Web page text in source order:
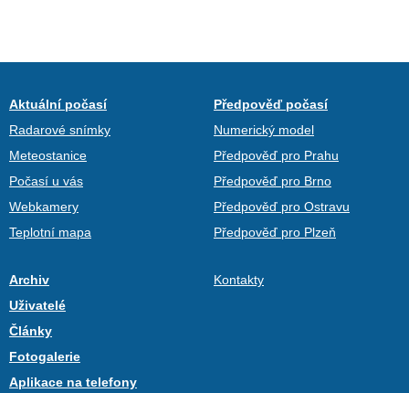
Aktuální počasí
Radarové snímky
Meteostanice
Počasí u vás
Webkamery
Teplotní mapa
Předpověď počasí
Numerický model
Předpověď pro Prahu
Předpověď pro Brno
Předpověď pro Ostravu
Předpověď pro Plzeň
Archiv
Uživatelé
Články
Fotogalerie
Aplikace na telefony
Kontakty